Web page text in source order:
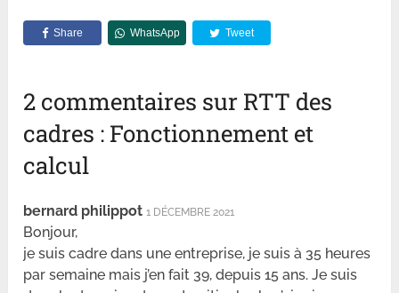
Share WhatsApp Tweet
2 commentaires sur RTT des
cadres : Fonctionnement et
calcul
bernard philippot 1 DÉCEMBRE 2021
Bonjour,
je suis cadre dans une entreprise, je suis à 35 heures
par semaine mais j’en fait 39, depuis 15 ans. Je suis